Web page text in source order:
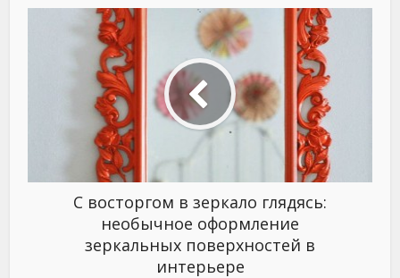
С восторгом в зеркало глядясь:
необычное оформление
зеркальных поверхностей в
интерьере